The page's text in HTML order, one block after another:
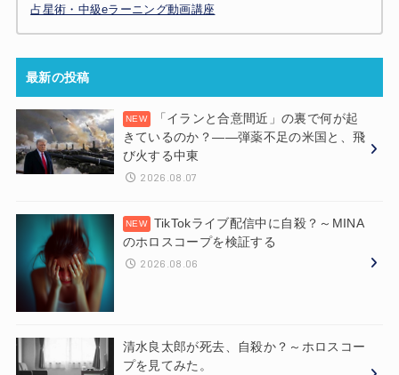
占星術・中級eラーニング動画講座
最新の投稿
「イランと合意間近」の裏で何が起
きているのか？——弾薬不足の米国と、飛
び火する中東
2026.08.07
TikTokライブ配信中に自殺？～MINA
のホロスコープを検証する
2026.08.06
清水良太郎が死去、自殺か？～ホロスコー
プを見てみた。